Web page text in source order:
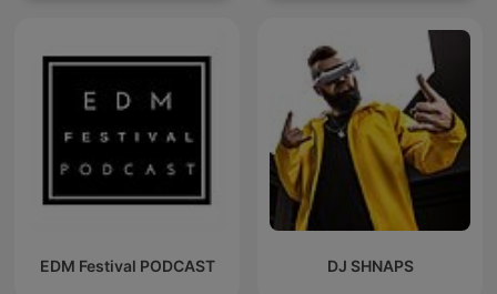
EDM Festival PODCAST DJ SHNAPS